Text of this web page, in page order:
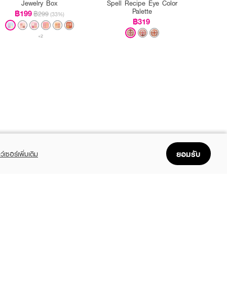
Jewelry Box
฿199฿299 (33%)
+2
Spell Recipe Eye Color
Palette
฿319
เซอร์เพิ่มเติม ยอมรับ